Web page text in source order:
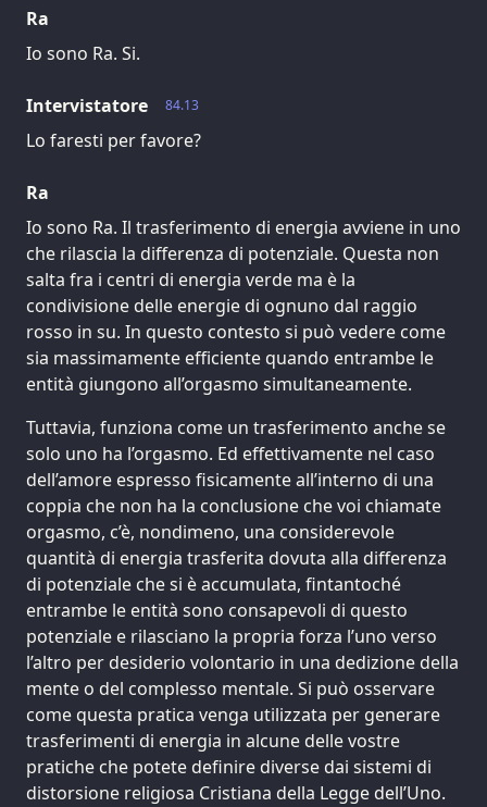
Ra
Io sono Ra. Si.
84.13
Intervistatore
Lo faresti per favore?
Ra
Io sono Ra. Il trasferimento di energia avviene in uno
che rilascia la differenza di potenziale. Questa non
salta fra i centri di energia verde ma è la
condivisione delle energie di ognuno dal raggio
rosso in su. In questo contesto si può vedere come
sia massimamente efficiente quando entrambe le
entità giungono all’orgasmo simultaneamente.
Tuttavia, funziona come un trasferimento anche se
solo uno ha l’orgasmo. Ed effettivamente nel caso
dell’amore espresso fisicamente all’interno di una
coppia che non ha la conclusione che voi chiamate
orgasmo, c’è, nondimeno, una considerevole
quantità di energia trasferita dovuta alla differenza
di potenziale che si è accumulata, fintantoché
entrambe le entità sono consapevoli di questo
potenziale e rilasciano la propria forza l’uno verso
l’altro per desiderio volontario in una dedizione della
mente o del complesso mentale. Si può osservare
come questa pratica venga utilizzata per generare
trasferimenti di energia in alcune delle vostre
pratiche che potete definire diverse dai sistemi di
distorsione religiosa Cristiana della Legge dell’Uno.